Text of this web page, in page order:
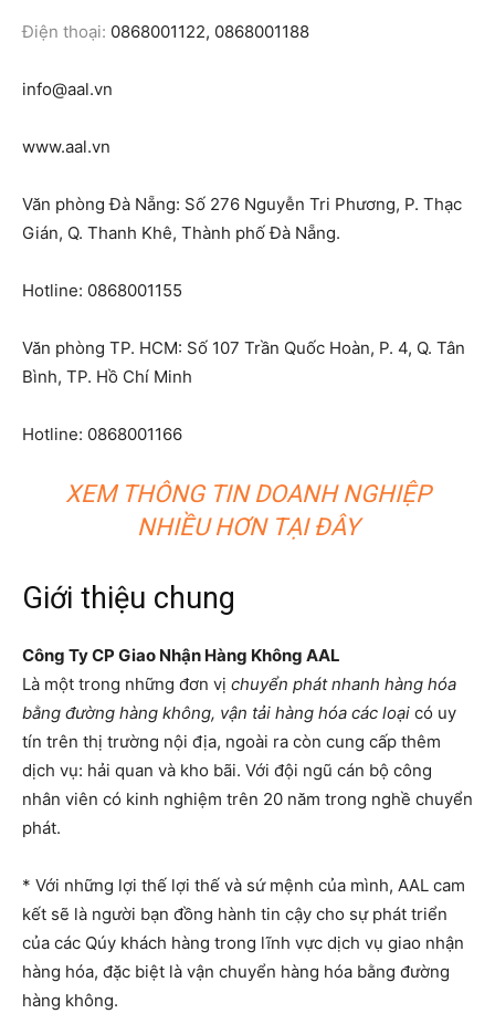
Điện thoại: 0868001122, 0868001188
info@aal.vn
www.aal.vn
Văn phòng Đà Nẵng: Số 276 Nguyễn Tri Phương, P. Thạc
Gián, Q. Thanh Khê, Thành phố Đà Nẵng.
Hotline: 0868001155
Văn phòng TP. HCM: Số 107 Trần Quốc Hoàn, P. 4, Q. Tân
Bình, TP. Hồ Chí Minh
Hotline: 0868001166
XEM THÔNG TIN DOANH NGHIỆP
NHIỀU HƠN TẠI ĐÂY
Giới thiệu chung
Công Ty CP Giao Nhận Hàng Không AAL
Là một trong những đơn vị chuyển phát nhanh hàng hóa
bằng đường hàng không, vận tải hàng hóa các loại có uy
tín trên thị trường nội địa, ngoài ra còn cung cấp thêm
dịch vụ: hải quan và kho bãi. Với đội ngũ cán bộ công
nhân viên có kinh nghiệm trên 20 năm trong nghề chuyển
phát.
* Với những lợi thế lợi thế và sứ mệnh của mình, AAL cam
kết sẽ là người bạn đồng hành tin cậy cho sự phát triển
của các Qúy khách hàng trong lĩnh vực dịch vụ giao nhận
hàng hóa, đặc biệt là vận chuyển hàng hóa bằng đường
hàng không.